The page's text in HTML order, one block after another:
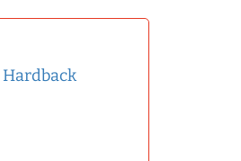
Hardback